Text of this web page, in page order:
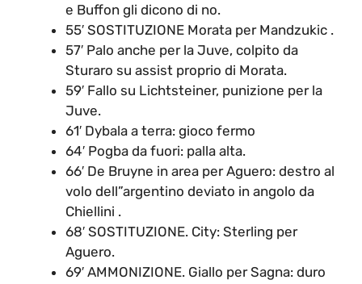
e Buffon gli dicono di no.
55′ SOSTITUZIONE Morata per Mandzukic .
57′ Palo anche per la Juve, colpito da
Sturaro su assist proprio di Morata.
59′ Fallo su Lichtsteiner, punizione per la
Juve.
61′ Dybala a terra: gioco fermo
64′ Pogba da fuori: palla alta.
66′ De Bruyne in area per Aguero: destro al
volo dell”argentino deviato in angolo da
Chiellini .
68′ SOSTITUZIONE. City: Sterling per
Aguero.
69′ AMMONIZIONE. Giallo per Sagna: duro